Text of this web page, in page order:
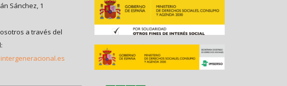
Sánchez, 1
a través del